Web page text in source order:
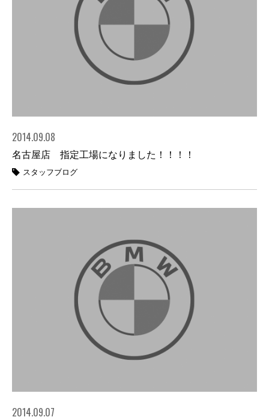
2014.09.08
名古屋店 指定工場になりました！！！！
スタッフブログ
2014.09.07